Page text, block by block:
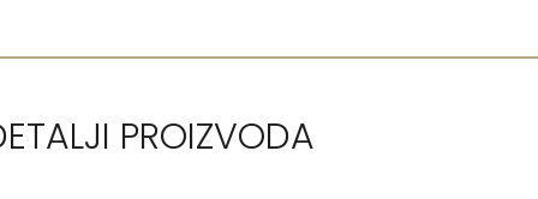
PROIZVODA